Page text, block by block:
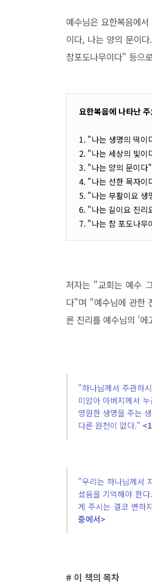
예수님은 요한복음에
이다, 나는 양의 문이
참포도나무이다" 등으
요한복음에 나타난
1. "나는 생명의 떡
2. "나는 세상의 빛
3. "나는 양의 문이다
4. "나는 선한 목자
5. "나는 부활이요
6. "나는 길이요 진리
7. "나는 참 포도나무
저자는 "교회는 예수
다"며 "예수님에 관한
른 진리를 예수님의 '
"하나님께서 주관하
미암아 아버지께서
영원한 생명을 주는
다른 원천이 없다."
"우리는 하나님께서
셨음을 기억해야 한
게 주시는 결코 변하
중에서>
# 이 책의 목차